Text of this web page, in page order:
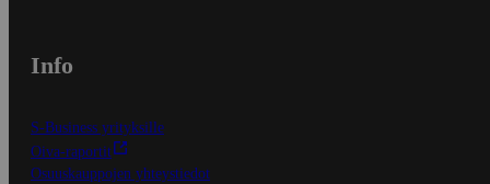
Info
S-Business yrityksille
Oiva-raportit
Osuuskauppojen yhteystiedot